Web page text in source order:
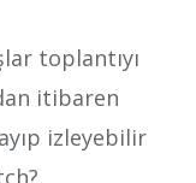
toplantıyı
itibaren
izleyebilir